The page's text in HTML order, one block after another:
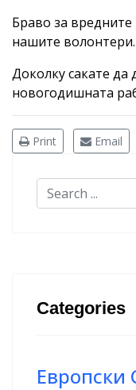
Браво за
нашите волонтери.
Доколку сакате да
новогодишната
Print Email
Categories
Европски